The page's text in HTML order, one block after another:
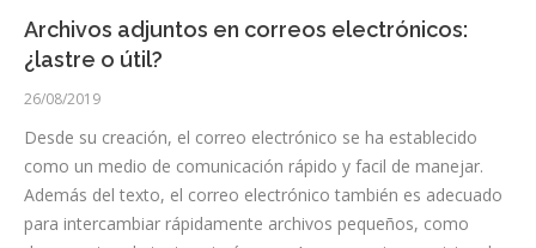
Archivos adjuntos en correos electrónicos:
¿lastre o útil?
26/08/2019
Desde su creación, el correo electrónico se ha establecido
como un medio de comunicación rápido y facil de manejar.
Además del texto, el correo electrónico también es adecuado
para intercambiar rápidamente archivos pequeños, como